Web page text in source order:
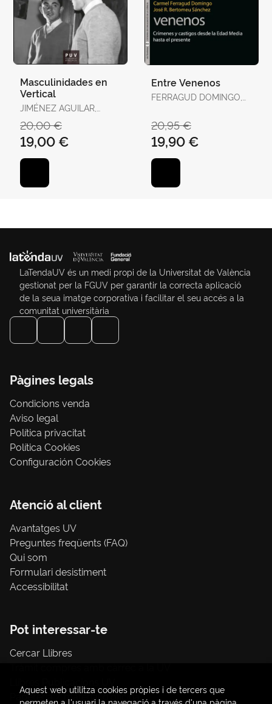
Masculinidades en
Vertical
JIMÉNEZ AGUILAR,
20,00 €
19,00 €
Entre Venenos
FERRAGUD DOMINGO,
20,95 €
19,90 €
LaTendaUV és un medi propi de la Universitat de València
gestionat per la FGUV per garantir la correcta aplicació
de la seua imatge corporativa i facilitar el seu accés a la
comunitat universitària
Pàgines legals
Condicions venda
Aviso legal
Política privacitat
Política Cookies
Configuración Cookies
Atenció al client
Avantatges UV
Preguntes freqüents (FAQ)
Qui som
Formulari desistiment
Accessibilitat
Pot interessar-te
Cercar Llibres
Papereria / material d'oficina
Aquest web utilitza cookies pròpies i de tercers que